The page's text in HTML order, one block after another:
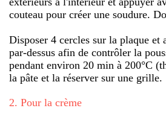
couteau pour créer une soudure.
Disposer 4 cercles sur la plaque et
par-dessus afin de contrôler la
pendant environ 20 min à 200°C
la pâte et la réserver sur une grille.
2. Pour la crème